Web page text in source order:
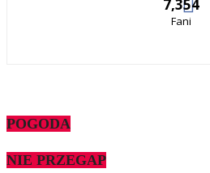
7,354
Fani
POGODA
NIE PRZEGAP